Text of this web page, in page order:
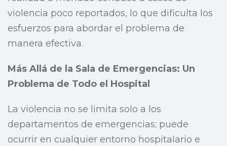
violencia poco reportados, lo que dificulta los
esfuerzos para abordar el problema de
manera efectiva.
Más Allá de la Sala de Emergencias: Un
Problema de Todo el Hospital
La violencia no se limita solo a los
departamentos de emergencias; puede
ocurrir en cualquier entorno hospitalario e